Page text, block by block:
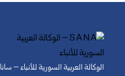
الوكالة العربية السورية للأنباء – سانا